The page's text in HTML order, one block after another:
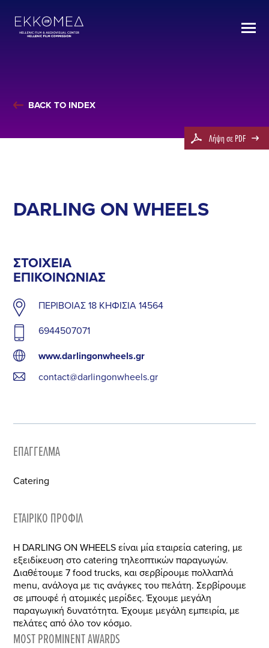
BACK TO INDEX
Λήψη σε PDF
DARLING ON WHEELS
ΣΤΟΙΧΕΊΑ
ΕΠΙΚΟΙΝΩΝΊΑΣ
ΠΕΡΙΒΟΙΑΣ 18 ΚΗΦΙΣΙΑ 14564
6944507071
www.darlingonwheels.gr
contact@darlingonwheels.gr
ΕΠΆΓΓΕΛΜΑ
Catering
ΕΤΑΙΡΙΚΌ ΠΡΟΦΊΛ
Η DARLING ON WHEELS είναι μία εταιρεία catering, με
εξειδίκευση στο catering τηλεοπτικών παραγωγών.
Διαθέτουμε 7 food trucks, και σερβίρουμε πολλαπλά
menu, ανάλογα με τις ανάγκες του πελάτη. Σερβίρουμε
σε μπουφέ ή ατομικές μερίδες. Έχουμε μεγάλη
παραγωγική δυνατότητα. Έχουμε μεγάλη εμπειρία, με
πελάτες από όλο τον κόσμο.
MOST PROMINENT AWARDS